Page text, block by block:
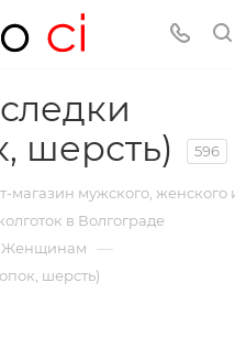
шерсть)
596
магазин мужского, женского
в Волгограде
Женщинам —
шерсть)